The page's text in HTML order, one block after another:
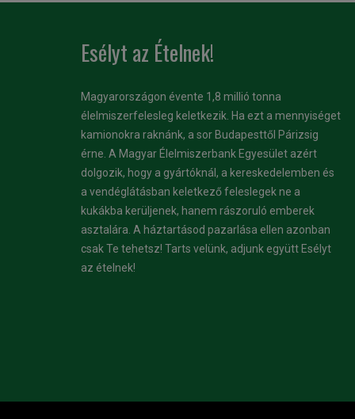
Esélyt az Ételnek!
Magyarországon évente 1,8 millió tonna
élelmiszerfelesleg keletkezik. Ha ezt a mennyiséget
kamionokra raknánk, a sor Budapesttől Párizsig
érne. A Magyar Élelmiszerbank Egyesület azért
dolgozik, hogy a gyártóknál, a kereskedelemben és
a vendéglátásban keletkező feleslegek ne a
kukákba kerüljenek, hanem rászoruló emberek
asztalára. A háztartásod pazarlása ellen azonban
csak Te tehetsz! Tarts velünk, adjunk együtt Esélyt
az ételnek!